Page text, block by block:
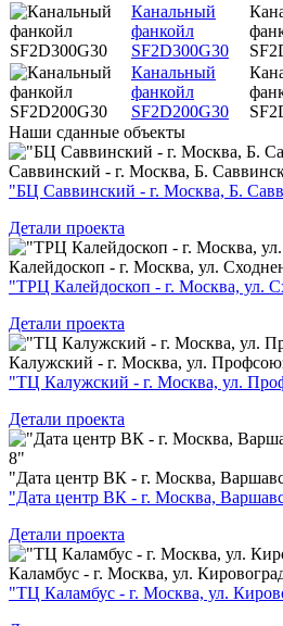
Канальный
фанкойл
SF2D300G30
Канальный
фанкойл
SF2D200G30
Наши сданные объекты
Саввинский - г. Москва, Б.
"БЦ Саввинский - г. Москва, Б.
Детали проекта
Калейдоскоп - г. Москва, ул.
"ТРЦ Калейдоскоп - г. Москва, ул.
Детали проекта
Калужский - г. Москва, ул.
"ТЦ Калужский - г. Москва, ул.
Детали проекта
"Дата центр ВК - г. Москва,
"Дата центр ВК - г. Москва,
Детали проекта
Каламбус - г. Москва, ул.
"ТЦ Каламбус - г. Москва, ул.